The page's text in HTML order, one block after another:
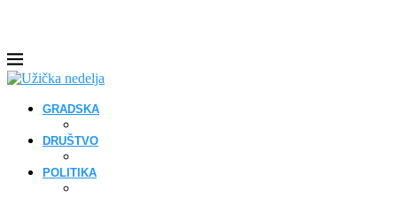
GRADSKA
DRUŠTVO
POLITIKA